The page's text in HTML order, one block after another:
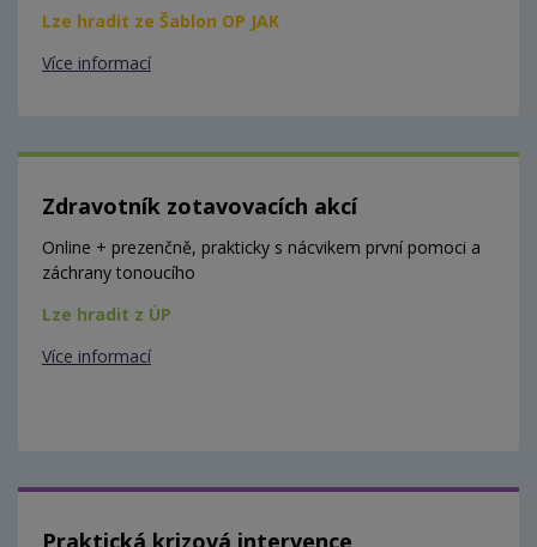
Lze hradit ze Šablon OP JAK
Více informací
Zdravotník zotavovacích akcí
Online + prezenčně, prakticky s nácvikem první pomoci a
záchrany tonoucího
Lze hradit z ÚP
Více informací
Praktická krizová intervence